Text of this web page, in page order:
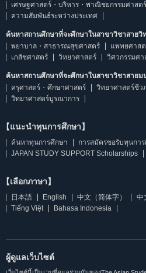
เศรษฐศาสตร์・บริหาร・พาณิชยกรรมศาสตร์
ความสัมพันธ์ระหว่างประเทศ
ค้นหาสถานศึกษาที่จะศึกษาในสาขาวิชาสายวิ
พยาบาล・สาธารณสุขศาสตร์
แพทยศาส
เภสัชศาสตร์
วิทยาศาสตร์ วิศวกรรมศา
ค้นหาสถานศึกษาที่จะศึกษาในสาขาวิชาสายม
ครุศาสตร์・ศึกษาศาสตร์
วิทยาศาสตร์ชีว
วิทยาศาสตร์บูรณาการ
【แนะนำทุนการศึกษา】
ค้นหาทุนการศึกษา
การสมัครขอรับทุนกา
JAPAN STUDY SUPPORT Scholarships
【เลือกภาษา】
日本語 English 中文（简体字） 中
Tiếng Việt
Bahasa Indonesia
ผู้ดูแลเว็บไซต์